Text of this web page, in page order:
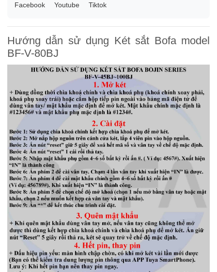
Facebook Youtube Tiktok
Hướng dẫn sử dụng Két sắt Bofa model
BF-V-80BJ